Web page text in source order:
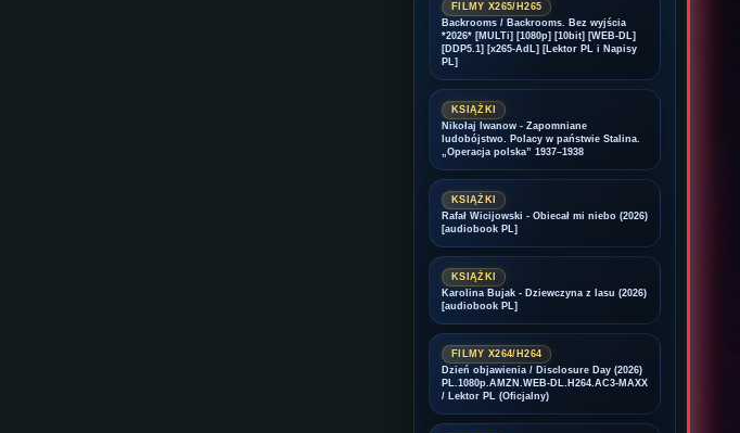
FILMY X265/H265
Backrooms / Backrooms. Bez wyjścia
*2026* [MULTi] [1080p] [10bit] [WEB-DL]
[DDP5.1] [x265-AdL] [Lektor PL i Napisy
PL]
KSIĄŻKI
Nikołaj Iwanow - Zapomniane
ludobójstwo. Polacy w państwie Stalina.
„Operacja polska” 1937–1938
KSIĄŻKI
Rafał Wicijowski - Obiecał mi niebo (2026)
[audiobook PL]
KSIĄŻKI
Karolina Bujak - Dziewczyna z lasu (2026)
[audiobook PL]
FILMY X264/H264
Dzień objawienia / Disclosure Day (2026)
PL.1080p.AMZN.WEB-DL.H264.AC3-MAXX
/ Lektor PL (Oficjalny)